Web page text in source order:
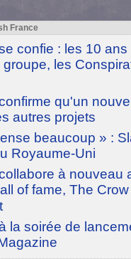
France
confie : les 10
les
qu'un
autres projets
beaucoup » :
Royaume-Uni
à nouveau
of fame, The
la soirée de